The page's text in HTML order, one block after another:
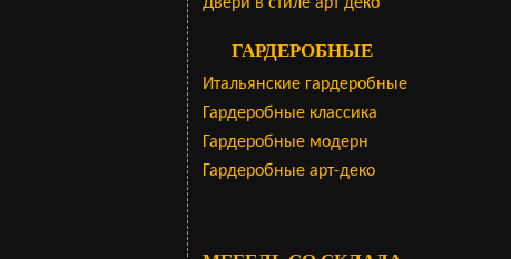
ГАРДЕРОБНЫЕ
Итальянские гардеробные
Гардеробные классика
Гардеробные модерн
Гардеробные арт-деко